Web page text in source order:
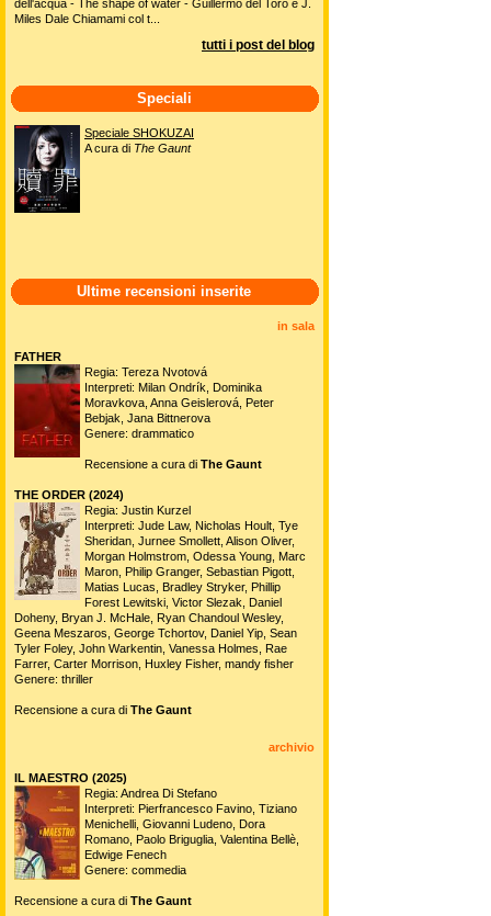
dell'acqua - The shape of water - Guillermo del Toro e J.
Miles Dale Chiamami col t...
tutti i post del blog
Speciali
Speciale SHOKUZAI
A cura di The Gaunt
Ultime recensioni inserite
in sala
FATHER
Regia: Tereza Nvotová
Interpreti: Milan Ondrík, Dominika
Moravkova, Anna Geislerová, Peter
Bebjak, Jana Bittnerova
Genere: drammatico
Recensione a cura di The Gaunt
THE ORDER (2024)
Regia: Justin Kurzel
Interpreti: Jude Law, Nicholas Hoult, Tye
Sheridan, Jurnee Smollett, Alison Oliver,
Morgan Holmstrom, Odessa Young, Marc
Maron, Philip Granger, Sebastian Pigott,
Matias Lucas, Bradley Stryker, Phillip
Forest Lewitski, Victor Slezak, Daniel
Doheny, Bryan J. McHale, Ryan Chandoul Wesley,
Geena Meszaros, George Tchortov, Daniel Yip, Sean
Tyler Foley, John Warkentin, Vanessa Holmes, Rae
Farrer, Carter Morrison, Huxley Fisher, mandy fisher
Genere: thriller
Recensione a cura di The Gaunt
archivio
IL MAESTRO (2025)
Regia: Andrea Di Stefano
Interpreti: Pierfrancesco Favino, Tiziano
Menichelli, Giovanni Ludeno, Dora
Romano, Paolo Briguglia, Valentina Bellè,
Edwige Fenech
Genere: commedia
Recensione a cura di The Gaunt